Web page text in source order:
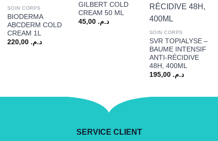
SOIN CORPS
BIODERMA
ABCDERM COLD
CREAM 1L
د.م. 220,00
GILBERT COLD
CREAM 50 ML
د.م. 45,00
SOIN CORPS
SVR TOPIALYSE –
BAUME INTENSIF
ANTI-RÉCIDIVE
48H, 400ML
د.م. 195,00
SERVICE CLIENT